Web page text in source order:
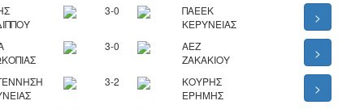
3-0
ΠΑΕΕΚ
ΚΕΡΥΝΕΙΑΣ
>
3-0
ΑΕΖ
ΖΑΚΑΚΙΟΥ
>
3-2
ΚΟΥΡΗΣ
ΕΡΗΜΗΣ
>